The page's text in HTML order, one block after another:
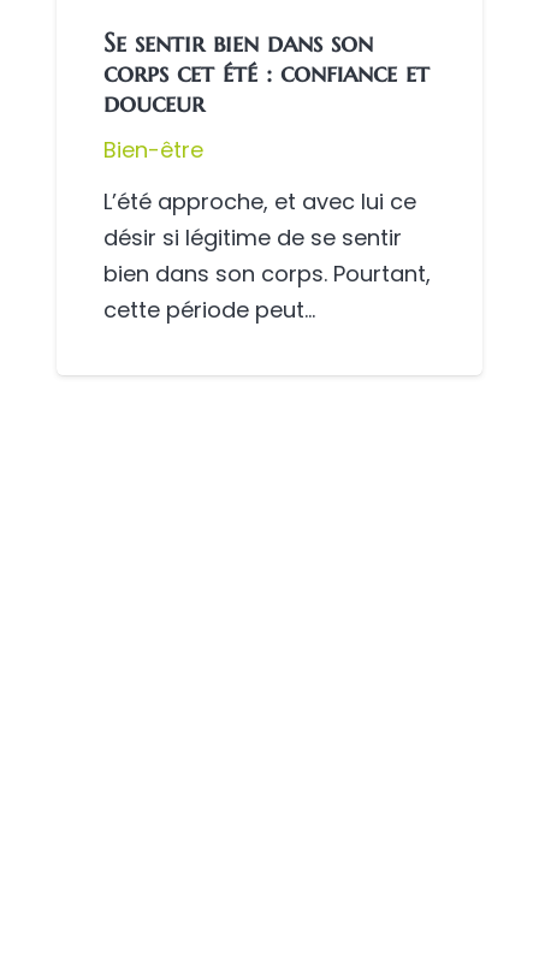
Se sentir bien dans son
corps cet été : confiance et
douceur
Bien-être
L’été approche, et avec lui ce
désir si légitime de se sentir
bien dans son corps. Pourtant,
cette période peut…